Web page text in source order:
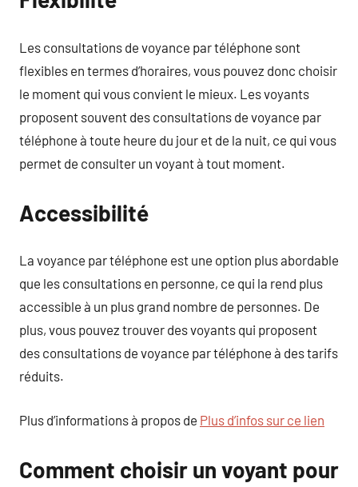
Les consultations de voyance par téléphone sont
flexibles en termes d’horaires, vous pouvez donc choisir
le moment qui vous convient le mieux. Les voyants
proposent souvent des consultations de voyance par
téléphone à toute heure du jour et de la nuit, ce qui vous
permet de consulter un voyant à tout moment.
Accessibilité
La voyance par téléphone est une option plus abordable
que les consultations en personne, ce qui la rend plus
accessible à un plus grand nombre de personnes. De
plus, vous pouvez trouver des voyants qui proposent
des consultations de voyance par téléphone à des tarifs
réduits.
Plus d’informations à propos de Plus d’infos sur ce lien
Comment choisir un voyant pour